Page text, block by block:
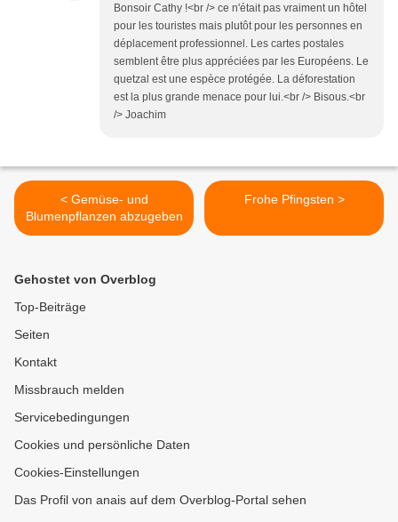
Bonsoir Cathy !<br /> ce n'était pas vraiment un hôtel
pour les touristes mais plutôt pour les personnes en
déplacement professionnel. Les cartes postales
semblent être plus appréciées par les Européens. Le
quetzal est une espèce protégée. La déforestation
est la plus grande menace pour lui.<br /> Bisous.<br
/> Joachim
< Gemüse- und
Blumenpflanzen abzugeben
Frohe Pfingsten >
Gehostet von Overblog
Top-Beiträge
Seiten
Kontakt
Missbrauch melden
Servicebedingungen
Cookies und persönliche Daten
Cookies-Einstellungen
Das Profil von anais auf dem Overblog-Portal sehen